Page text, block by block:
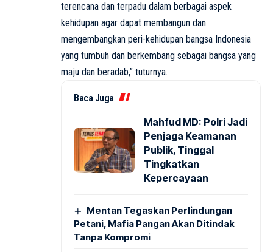
terencana dan terpadu dalam berbagai aspek
kehidupan agar dapat membangun dan
mengembangkan peri-kehidupan bangsa Indonesia
yang tumbuh dan berkembang sebagai bangsa yang
maju dan beradab,” tuturnya.
Baca Juga
Mahfud MD: Polri Jadi
Penjaga Keamanan
Publik, Tinggal
Tingkatkan
Kepercayaan
Mentan Tegaskan Perlindungan
Petani, Mafia Pangan Akan Ditindak
Tanpa Kompromi